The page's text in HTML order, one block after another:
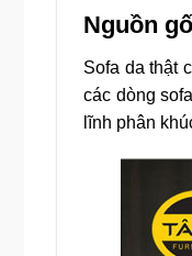
Nguồn
Sofa da thật
các dòng
lĩnh phân